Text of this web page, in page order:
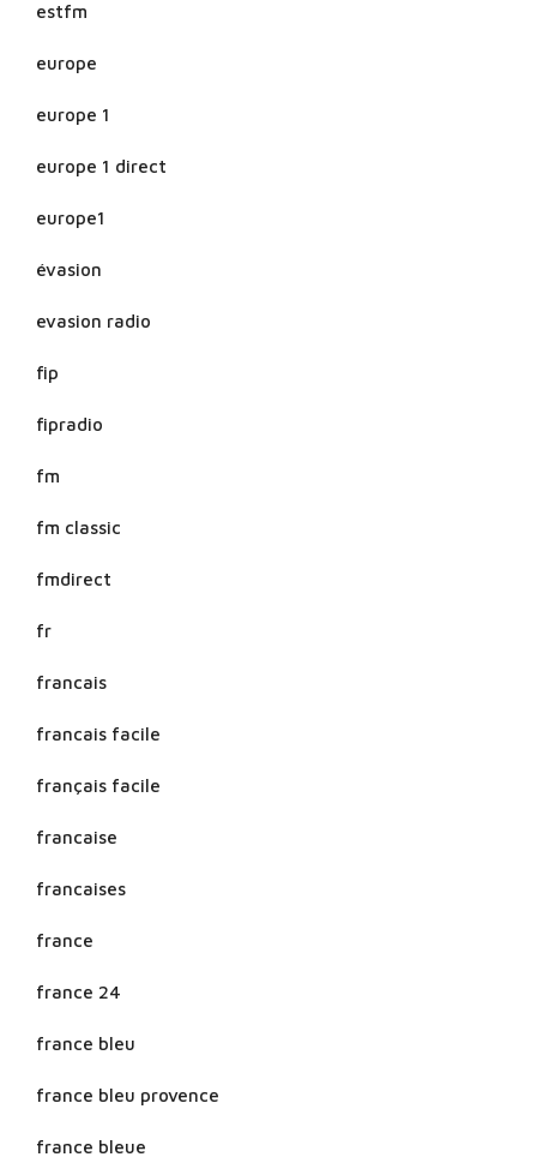
estfm
europe
europe 1
europe 1 direct
europe1
évasion
evasion radio
fip
fipradio
fm
fm classic
fmdirect
fr
francais
francais facile
français facile
francaise
francaises
france
france 24
france bleu
france bleu provence
france bleue